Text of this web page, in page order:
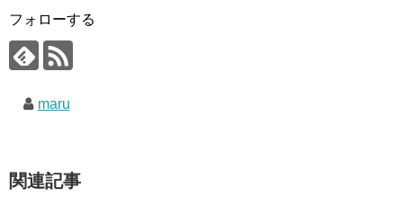
フォローする
maru
関連記事